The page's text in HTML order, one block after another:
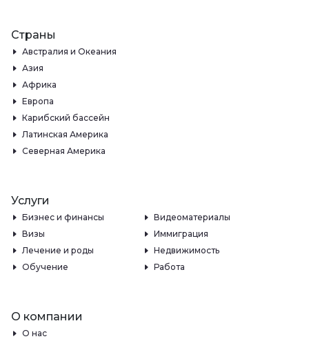
Страны
Австралия и Океания
Азия
Африка
Европа
Карибский бассейн
Латинская Америка
Северная Америка
Услуги
Бизнес и финансы
Видеоматериалы
Визы
Иммиграция
Лечение и роды
Недвижимость
Обучение
Работа
О компании
О нас